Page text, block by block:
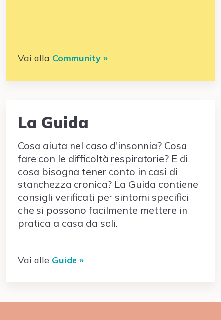
Vai alla Community »
La Guida
Cosa aiuta nel caso d'insonnia? Cosa
fare con le difficoltà respiratorie? E di
cosa bisogna tener conto in casi di
stanchezza cronica? La Guida contiene
consigli verificati per sintomi specifici
che si possono facilmente mettere in
pratica a casa da soli.
Vai alle Guide »